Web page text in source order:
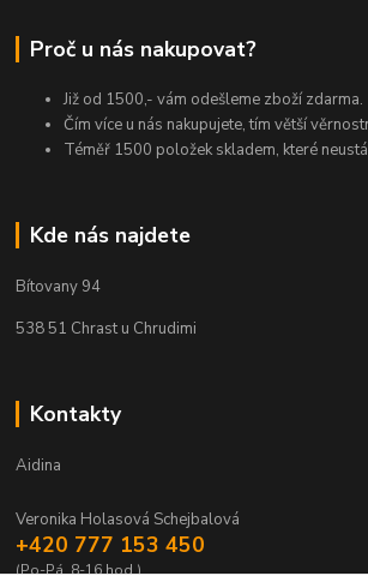
Proč u nás nakupovat?
Již od 1500,- vám odešleme zboží zdarma.
Čím více u nás nakupujete, tím větší
Téměř 1500 položek skladem, které
Kde nás najdete
Bítovany 94
538 51 Chrast u Chrudimi
Kontakty
Aidina
Veronika Holasová Schejbalová
+420 777 153 450
(Po-Pá, 8-16 hod.)